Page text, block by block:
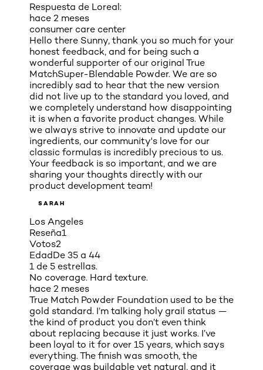
Respuesta de Loreal:
hace 2 meses
consumer care center
Hello there Sunny, thank you so much for your
honest feedback, and for being such a
wonderful supporter of our original True
MatchSuper-Blendable Powder. We are so
incredibly sad to hear that the new version
did not live up to the standard you loved, and
we completely understand how disappointing
it is when a favorite product changes. While
we always strive to innovate and update our
ingredients, our community's love for our
classic formulas is incredibly precious to us.
Your feedback is so important, and we are
sharing your thoughts directly with our
product development team!
SARAH
Los Angeles
Reseña1
Votos2
EdadDe 35 a 44
1 de 5 estrellas.
No coverage. Hard texture.
hace 2 meses
True Match Powder Foundation used to be the
gold standard. I’m talking holy grail status —
the kind of product you don’t even think
about replacing because it just works. I’ve
been loyal to it for over 15 years, which says
everything. The finish was smooth, the
coverage was buildable yet natural, and it